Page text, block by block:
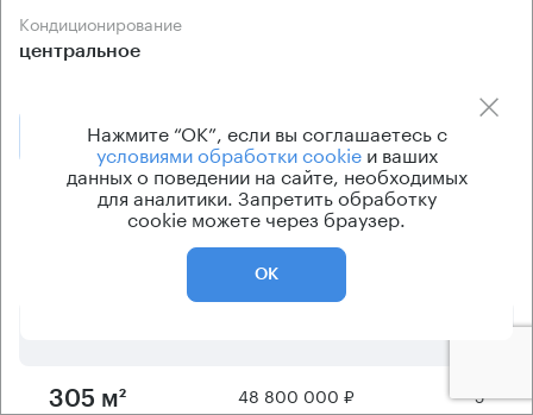
Кондиционирование
центральное
Позвонить Получить презентацию
Предложения по продаже в этом здании:
Арендная плата
305 м² 48 800 000 ₽ 5
Нажмите “ОК”, если вы соглашаетесь с
условиями обработки cookieи ваших
данных о поведении на сайте, необходимых
для аналитики. Запретить обработку
cookie можете через браузер.
ОК